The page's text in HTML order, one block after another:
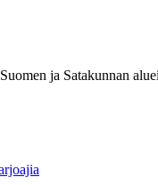
ja Satakunnan